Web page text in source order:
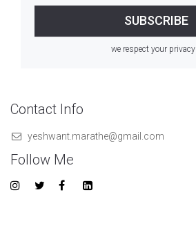
we respect your privacy
Contact Info
yeshwant.marathe@gmail.com
Follow Me